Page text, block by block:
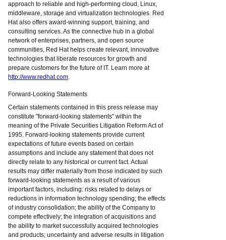
approach to reliable and high-performing cloud, Linux,
middleware, storage and virtualization technologies. Red
Hat also offers award-winning support, training, and
consulting services. As the connective hub in a global
network of enterprises, partners, and open source
communities, Red Hat helps create relevant, innovative
technologies that liberate resources for growth and
prepare customers for the future of IT. Learn more at
http://www.redhat.com.
Forward-Looking Statements
Certain statements contained in this press release may
constitute "forward-looking statements" within the
meaning of the Private Securities Litigation Reform Act of
1995. Forward-looking statements provide current
expectations of future events based on certain
assumptions and include any statement that does not
directly relate to any historical or current fact. Actual
results may differ materially from those indicated by such
forward-looking statements as a result of various
important factors, including: risks related to delays or
reductions in information technology spending; the effects
of industry consolidation; the ability of the Company to
compete effectively; the integration of acquisitions and
the ability to market successfully acquired technologies
and products; uncertainty and adverse results in litigation